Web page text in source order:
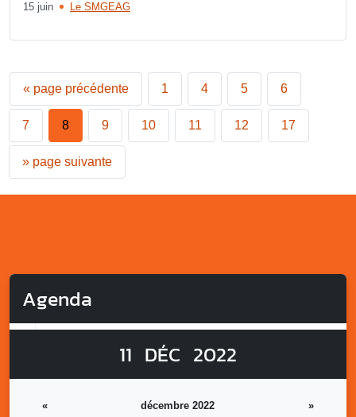
15 juin Le SMGEAG
« page précédente 1 4 5 6
7 8 9 10 11 12 17
» page suivante
Agenda
11 DÉC 2022
« décembre 2022
»